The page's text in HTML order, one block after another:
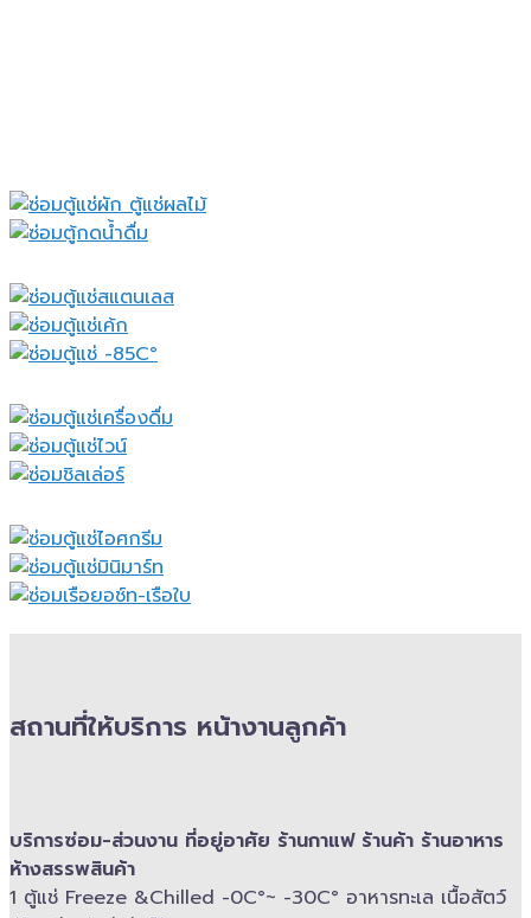
สถานที่ให้บริการ หน้างานลูกค้า
บริการซ่อม-​ส่วนงาน ที่อยู่อาศัย ร้านกาแฟ ร้านค้า ร้านอาหาร
ห้างสรรพสินค้า
1 ตู้แช่ Freeze &​Chilled -​0C°~ -​30C° อาหารทะเล เนื้อสัตว์